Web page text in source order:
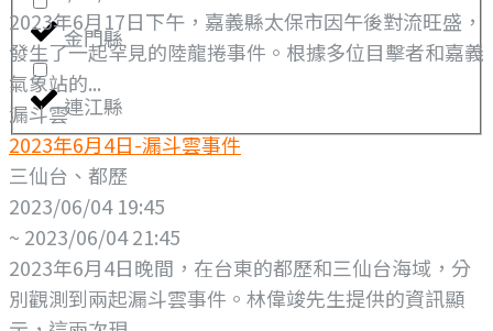
金門縣
連江縣
2023年6月17日下午，嘉義縣太保市因午後對流旺盛，
發生了一起罕見的陸龍捲事件。根據多位目擊者和嘉義
氣象站的...
漏斗雲
2023年6月4日-漏斗雲事件
三仙台、都歷
2023/06/04 19:45
~ 2023/06/04 21:45
2023年6月4日晚間，在台東的都歷和三仙台海域，分
別觀測到兩起漏斗雲事件。林偉竣先生提供的資訊顯